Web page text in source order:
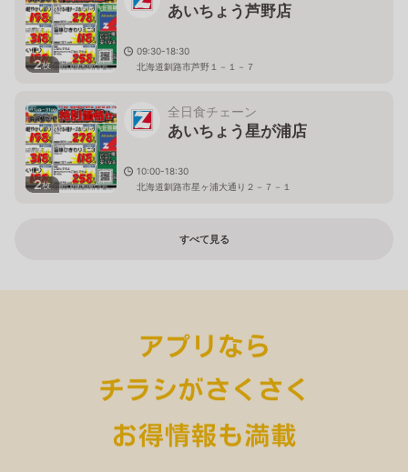
2枚
あいちょう芦野店
09:30-18:30
北海道釧路市芦野１－１－７
2枚
全日食チェーン
あいちょう星が浦店
10:00-18:30
北海道釧路市星ヶ浦大通り２－７－１
すべて見る